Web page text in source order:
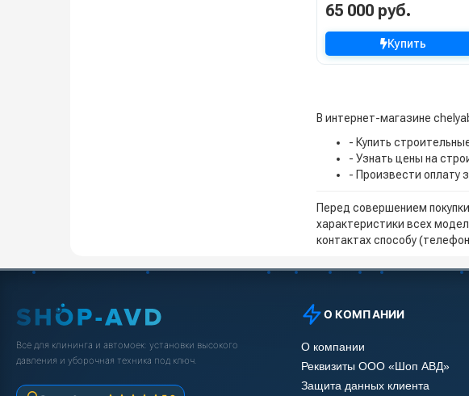
65 000 руб.
Купить
В интернет-магазине
- Купить
- Узнать цены на
- Произвести оплату
Перед совершением
характеристики всех
контактах способу
Всё для клининга и автомоек: установки высокого
давления и уборочная техника под ключ.
О КОМПАНИИ
О компании
Реквизиты ООО «Шоп АВД»
Защита данных клиента